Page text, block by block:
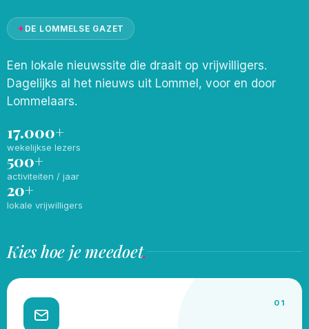
✦DE LOMMELSE GAZET
Een lokale nieuwssite die draait op vrijwilligers.
Dagelijks al het nieuws uit Lommel, voor en door
Lommelaars.
17.000+
wekelijkse lezers
500+
activiteiten / jaar
20+
lokale vrijwilligers
Kies hoe je meedoet.
01